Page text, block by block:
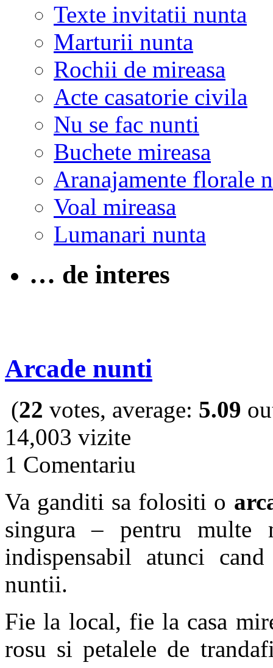
Texte invitatii nunta
Marturii nunta
Rochii de mireasa
Acte casatorie civila
Nu se fac nunti
Buchete mireasa
Aranajamente florale
Voal mireasa
Lumanari nunta
… de interes
Arcade nunti
(22 votes, average: 5.09
14,003 vizite
1 Comentariu
Va ganditi sa folositi o
singura – pentru multe
indispensabil atunci
nuntii.
Fie la local, fie la casa
rosu si petalele de